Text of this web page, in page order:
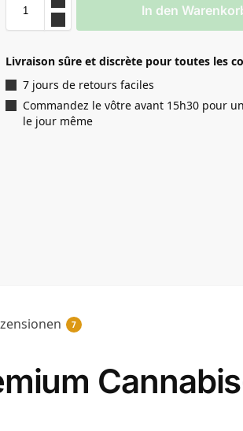
In den
Livraison sûre et discrète pour toutes les
7 jours de retours faciles
Commandez le vôtre avant 15h30 pour
le jour même
7